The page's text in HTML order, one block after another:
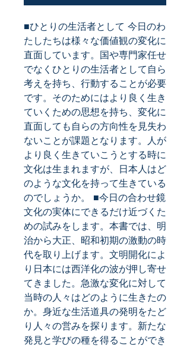
■ひとりの生活者として 今日のわ
たしたちは様々な価値観の変化に
直面しています。国や専門家任せ
でなくひとりの生活者として自ら
考えを持ち、行動することが必要
です。そのためにはより良く生き
ていくための思想を持ち、変化に
直面しても自らの方向性を見失わ
ないことが課題となります。人が
より良く生きていこうとする時に
文化は生まれますが、日本人はど
のような文化を持って生きている
のでしょうか。 ■今日の合わせ鏡
文化の実体にできるだけ近づくた
めの試みをします。本書では、明
治から大正、昭和初期の激動の時
代を取り上げます。文明開化によ
り日本には西洋化の波が押し寄せ
てきました。急激な変化に対して
当時の人々はどのように生きたの
か。身近な生活道具の発明をたど
り人々の営みを探ります。新たな
発見と学びの種を得ることができ